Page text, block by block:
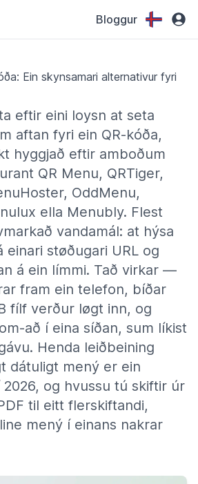
Bloggur
Ein skynsamari alternativur fyri
eftir eini loysn at seta
aftan fyri ein QR-kóða,
hyggjað eftir amboðum
QR Menu, QRTiger,
OddMenu,
ella Menubly. Flest
vandamál: at hýsa
einari støðugari URL og
á ein límmi. Tað virkar —
fram ein telefon, bíðar
fílf verður løgt inn, og
að í eina síðan, sum líkist
Henda leiðbeining
dátuligt mený er ein
og hvussu tú skiftir úr
til eitt flerskiftandi,
mený í einans nakrar